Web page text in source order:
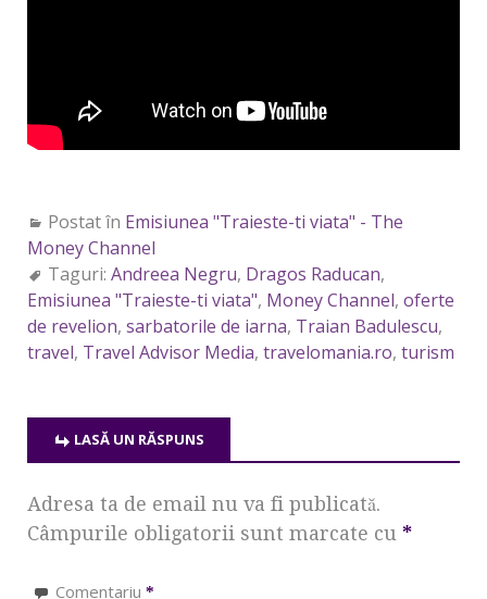
Postat în Emisiunea "Traieste-ti viata" - The
Money Channel
Taguri: Andreea Negru, Dragos Raducan,
Emisiunea "Traieste-ti viata", Money Channel, oferte
de revelion, sarbatorile de iarna, Traian Badulescu,
travel, Travel Advisor Media, travelomania.ro, turism
LASĂ UN RĂSPUNS
Adresa ta de email nu va fi publicată.
Câmpurile obligatorii sunt marcate cu *
Comentariu *